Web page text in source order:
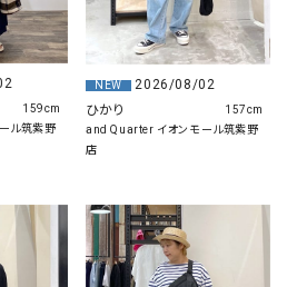
ル筑紫野
159cm
NEW
2026/08/02
ひかり
and Quarter イオンモール筑紫野
店
157cm